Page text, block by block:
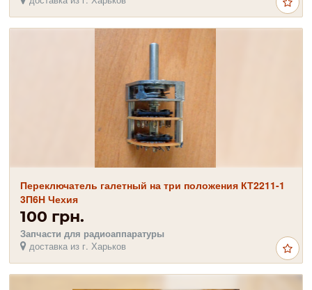
Переключатель галетный на три положения КТ2211-1
3П6Н Чехия
100 грн.
Запчасти для радиоаппаратуры
доставка из г. Харьков